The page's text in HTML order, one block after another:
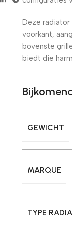
Deze radiator
voorkant,
bovenste
biedt die
GEWICHT
MARQUE
TYPE